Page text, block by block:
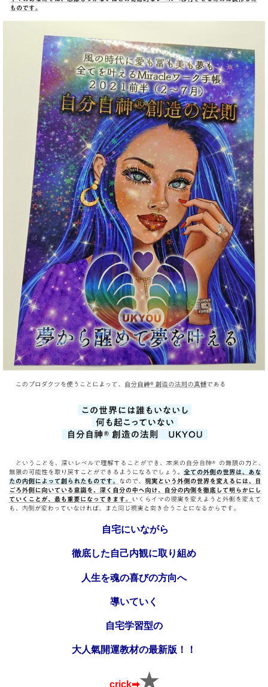
自宅にいながら
徹底した自己内観に取り組め
人生を魂の喜びの方向へ
導いていく
自宅学習型の
大人氣開運教材の最新版！！
crick➡★